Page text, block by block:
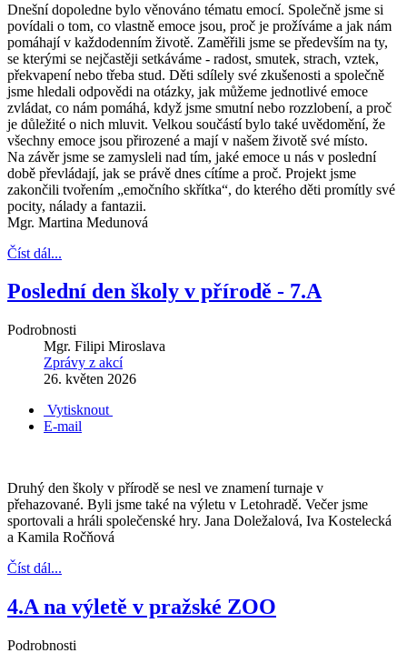
Dnešní dopoledne bylo věnováno tématu emocí. Společně jsme si
povídali o tom, co vlastně emoce jsou, proč je prožíváme a jak nám
pomáhají v každodenním životě. Zaměřili jsme se především na ty,
se kterými se nejčastěji setkáváme - radost, smutek, strach, vztek,
překvapení nebo třeba stud. Děti sdílely své zkušenosti a společně
jsme hledali odpovědi na otázky, jak můžeme jednotlivé emoce
zvládat, co nám pomáhá, když jsme smutní nebo rozzlobení, a proč
je důležité o nich mluvit. Velkou součástí bylo také uvědomění, že
všechny emoce jsou přirozené a mají v našem životě své místo.
Na závěr jsme se zamysleli nad tím, jaké emoce u nás v poslední
době převládají, jak se právě dnes cítíme a proč. Projekt jsme
zakončili tvořením „emočního skřítka“, do kterého děti promítly své
pocity, nálady a fantazii.
Mgr. Martina Medunová
Číst dál...
Poslední den školy v přírodě - 7.A
Podrobnosti
Mgr. Filipi Miroslava
Zprávy z akcí
26. květen 2026
Vytisknout
E-mail
Druhý den školy v přírodě se nesl ve znamení turnaje v
přehazované. Byli jsme také na výletu v Letohradě. Večer jsme
sportovali a hráli společenské hry. Jana Doležalová, Iva Kostelecká
a Kamila Ročňová
Číst dál...
4.A na výletě v pražské ZOO
Podrobnosti